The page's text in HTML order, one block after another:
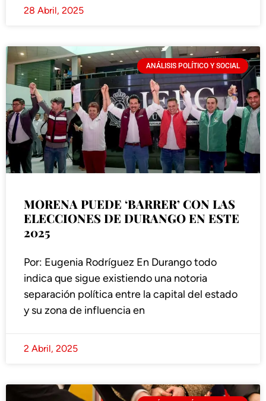
28 Abril, 2025
ANÁLISIS POLÍTICO Y SOCIAL
MORENA PUEDE ‘BARRER’ CON LAS
ELECCIONES DE DURANGO EN ESTE
2025
Por: Eugenia Rodríguez En Durango todo
indica que sigue existiendo una notoria
separación política entre la capital del estado
y su zona de influencia en
2 Abril, 2025